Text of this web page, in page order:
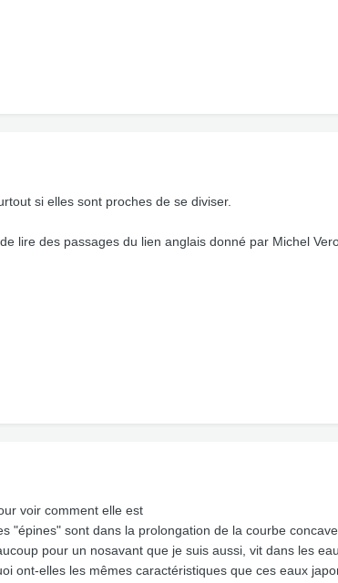
si elles sont proches de se diviser.
lire des passages du lien anglais donné par Michel
voir comment elle est
"épines" sont dans la prolongation de la courbe
pour un nosavant que je suis aussi, vit dans les
ont-elles les mêmes caractéristiques que ces eaux